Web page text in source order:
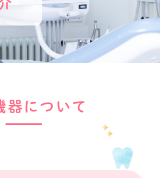
器について